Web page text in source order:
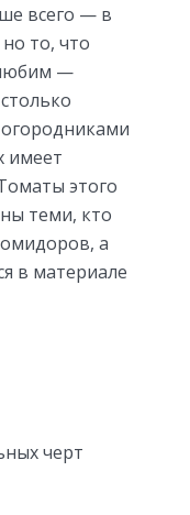
всего — в
то, что
—
имеет
этого
теми, кто
а
в материале
черт